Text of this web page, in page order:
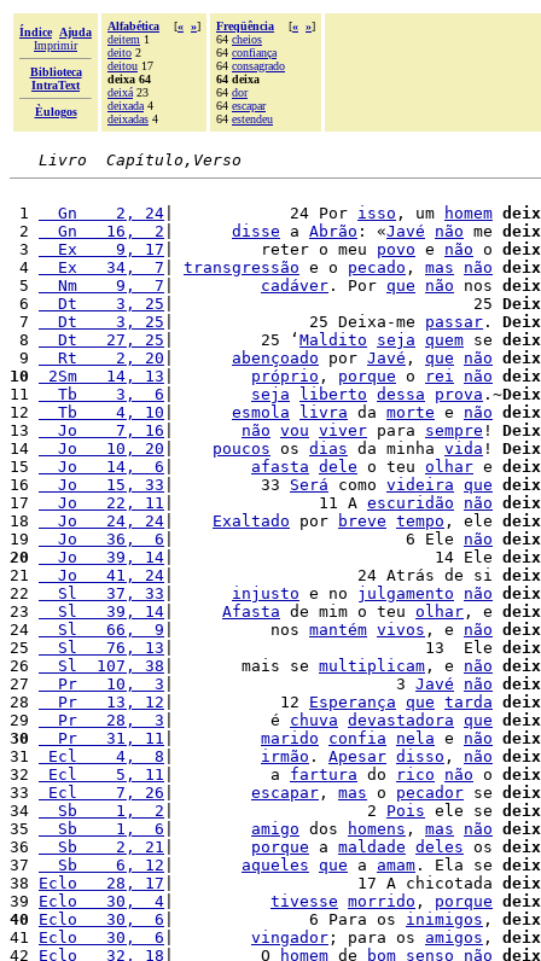
Índice
Ajuda
Imprimir
Biblioteca
IntraText
Èulogos
Alfabética [« »]
deitem 1
deito 2
deitou 17
deixa 64
deixá 23
deixada 4
deixadas 4
Freqüência [« »]
64 cheios
64 confiança
64 consagrado
64 deixa
64 dor
64 escapar
64 estendeu
Livro  Capítulo,Verso
1
  Gn    2, 24
|            24 Por isso , um homem
2
  Gn   16,  2
disse a Abrão : «Javé não me
3
  Ex    9, 17
|         reter o meu povo e não o
4
  Ex   34,  7
transgressão e o pecado , mas não
5
  Nm    9,  7
cadáver . Por que não nos
6
  Dt    3, 25
|                               25
7
  Dt    3, 25
|              25 Deixa-me passar .
8
  Dt   27, 25
|         25 ‘ Maldito seja quem se
9
  Rt    2, 20
abençoado por Javé , que não
10
2Sm   14, 13 próprio , porque o rei não
11
  Tb    3,  6
seja liberto dessa prova .~
12
  Tb    4, 10
esmola livra da morte e não
13
  Jo    7, 16
não vou viver para sempre !
14
  Jo   10, 20
poucos os dias da minha vida !
15
  Jo   14,  6
afasta dele o teu olhar e
16
  Jo   15, 33
|         33 Será como videira que
17
  Jo   22, 11
|               11 A escuridão não
18
  Jo   24, 24
Exaltado por breve tempo , ele
19
  Jo   36,  6
|                        6 Ele não
20
  Jo   39, 14
|                           14 Ele
21
  Jo   41, 24
|                   24 Atrás de si
22
  Sl   37, 33
injusto e no julgamento não
23
  Sl   39, 14
Afasta de mim o teu olhar , e
24
  Sl   66,  9
|          nos mantém vivos , e não
25
  Sl   76, 13
|                          13  Ele
26
  Sl  107, 38
|       mais se multiplicam , e não
27
  Pr   10,  3
|                       3 Javé não
28
  Pr   13, 12
|           12 Esperança que tarda
29
  Pr   28,  3
|          é chuva devastadora que
30
  Pr   31, 11
marido confia nela e não
31
Ecl    4,  8 irmão . Apesar disso , não
32
Ecl    5, 11 |          a fartura do rico não o
33
Ecl    7, 26 escapar , mas o pecador se
34
  Sb    1,  2
|                    2 Pois ele se
35
  Sb    1,  6
amigo dos homens , mas não
36
  Sb    2, 21
porque a maldade deles os
37
  Sb    6, 12
aqueles que a amam . Ela se
38 Eclo   28, 17 |                   17 A chicotada
39 Eclo   30,  4 tivesse morrido , porque
40
Eclo   30,  6 |              6 Para os inimigos ,
41 Eclo   30,  6 vingador ; para os amigos ,
42 Eclo   32, 18 |         O homem de bom senso não